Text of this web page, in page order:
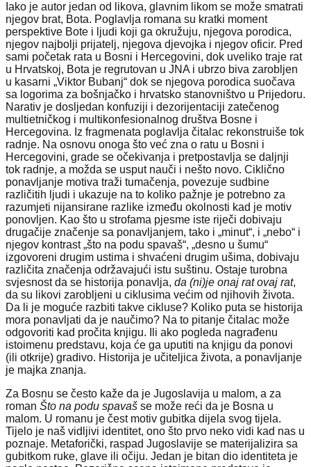
Iako je autor jedan od likova, glavnim likom se može smatrati
njegov brat, Bota. Poglavlja romana su kratki moment
perspektive Bote i ljudi koji ga okružuju, njegova porodica,
njegov najbolji prijatelj, njegova djevojka i njegov oficir. Pred
sami početak rata u Bosni i Hercegovini, dok uveliko traje rat
u Hrvatskoj, Bota je regrutovan u JNA i ubrzo biva zarobljen
u kasarni „Viktor Bubanj“ dok se njegova porodica suočava
sa logorima za bošnjačko i hrvatsko stanovništvo u Prijedoru.
Narativ je dosljedan konfuziji i dezorijentaciji zatečenog
multietničkog i multikonfesionalnog društva Bosne i
Hercegovina. Iz fragmenata poglavlja čitalac rekonstruiše tok
radnje. Na osnovu onoga što već zna o ratu u Bosni i
Hercegovini, grade se očekivanja i pretpostavlja se daljnji
tok radnje, a možda se usput nauči i nešto novo. Ciklično
ponavljanje motiva traži tumačenja, povezuje sudbine
različitih ljudi i ukazuje na to koliko pažnje je potrebno za
razumjeti nijansirane razlike između okolnosti kad je motiv
ponovljen. Kao što u strofama pjesme iste riječi dobivaju
drugačije značenje sa ponavljanjem, tako i „minut“, i „nebo“ i
njegov kontrast „što na podu spavaš“, „desno u šumu“
izgovoreni drugim ustima i shvaćeni drugim ušima, dobivaju
različita značenja održavajući istu suštinu. Ostaje turobna
svjesnost da se historija ponavlja, da (ni)je onaj rat ovaj rat,
da su likovi zarobljeni u ciklusima većim od njihovih života.
Da li je moguće razbiti takve cikluse? Koliko puta se historija
mora ponavljati da je naučimo? Na to pitanje čitalac može
odgovoriti kad pročita knjigu. Ili ako pogleda nagrađenu
istoimenu predstavu, koja će ga uputiti na knjigu da ponovi
(ili otkrije) gradivo. Historija je učiteljica života, a ponavljanje
je majka znanja.
Za Bosnu se često kaže da je Jugoslavija u malom, a za
roman Što na podu spavaš se može reći da je Bosna u
malom. U romanu je čest motiv gubitka dijela svog tijela.
Tijelo je naš vidljivi identitet, ono što prvo neko vidi kad nas u
poznaje. Metaforički, raspad Jugoslavije se materijalizira sa
gubitkom ruke, glave ili očiju. Jedan je bitan dio identiteta je